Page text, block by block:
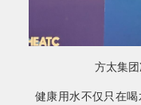
方太集
健康用水不仅只在喝